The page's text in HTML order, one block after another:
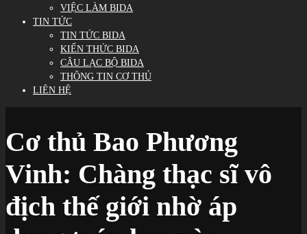
VIỆC LÀM BIDA
TIN TỨC
TIN TỨC BIDA
KIẾN THỨC BIDA
CÂU LẠC BỘ BIDA
THÔNG TIN CƠ THỦ
LIÊN HỆ
Cơ thủ Bao Phương
Vinh: Chàng thạc sĩ vô
địch thế giới nhờ áp